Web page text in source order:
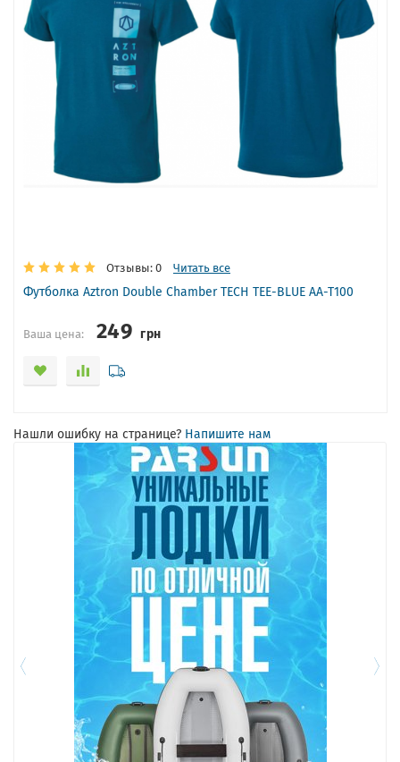
Отзывы: 0 Читать все
Футболка Aztron Double Chamber TECH TEE-BLUE AA-T100
Ваша цена: 249 грн
Нашли ошибку на странице? Напишите нам